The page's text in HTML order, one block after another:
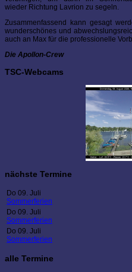
wieder Richtung Lavrion zu segeln.
Zusammenfassend kann gesagt
wunderschönes und
auch an Max für die professionelle
Die Apollon-Crew
TSC-Webcams
nächste Termine
Do 09. Juli
Sommerferien
Do 09. Juli
Sommerferien
Do 09. Juli
Sommerferien
alle Termine